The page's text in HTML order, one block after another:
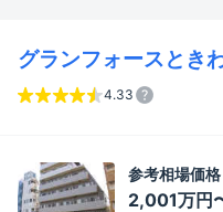
グランフォースとき
4.33
参考相場価格
2,001万円